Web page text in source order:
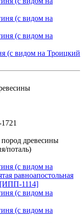
(с видом на Троицкий
древесины
поталь)